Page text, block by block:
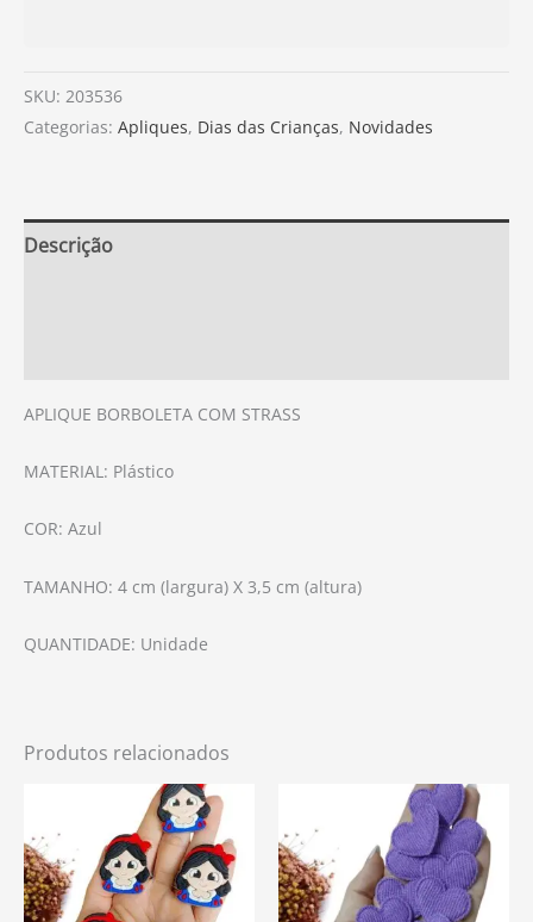
SKU: 203536
Categorias: Apliques, Dias das Crianças, Novidades
Descrição
APLIQUE BORBOLETA COM STRASS
MATERIAL: Plástico
COR: Azul
TAMANHO: 4 cm (largura) X 3,5 cm (altura)
QUANTIDADE: Unidade
Produtos relacionados